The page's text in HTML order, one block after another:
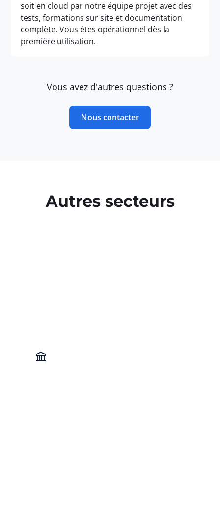
soit en cloud par notre équipe projet avec des
tests, formations sur site et documentation
complète. Vous êtes opérationnel dès la
première utilisation.
Vous avez d'autres questions ?
Nous contacter
Autres secteurs